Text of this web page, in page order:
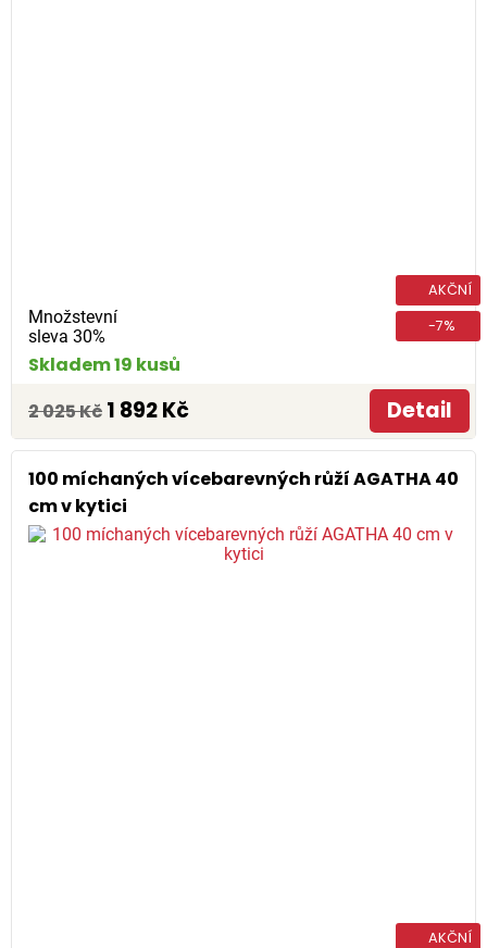
Množstevní
sleva 30%
AKČNÍ
-7%
Skladem 19 kusů
2 025 Kč 1 892 Kč Detail
100 míchaných vícebarevných růží AGATHA 40
cm v kytici
AKČNÍ